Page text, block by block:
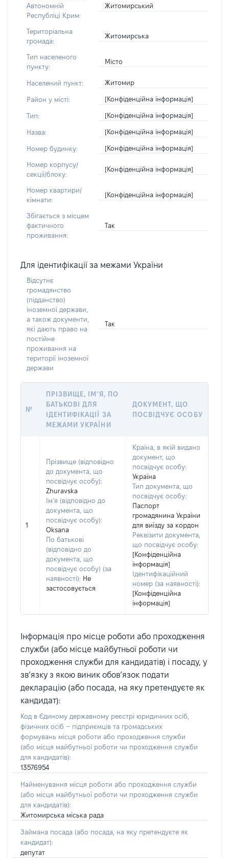
Автономній
Республіці Крим:
Житомирський
Територіальна
громада:
Житомирська
Тип населеного
пункту:
Місто
Населений пункт: Житомир
Район у місті: [Конфіденційна інформація]
Тип: [Конфіденційна інформація]
Назва: [Конфіденційна інформація]
Номер будинку: [Конфіденційна інформація]
Номер корпусу/
секції/блоку:
[Конфіденційна інформація]
Номер квартири/
кімнати:
[Конфіденційна інформація]
Збігається з місцем
фактичного
проживання:
Так
Для ідентифікації за межами України
Відсутнє
громадянство
(підданство)
іноземної держави,
а також документи,
які дають право на
постійне
проживання на
території іноземної
держави
Так
№
ПРІЗВИЩЕ, ІМ’Я, ПО
БАТЬКОВІ ДЛЯ
ІДЕНТИФІКАЦІЇ ЗА
МЕЖАМИ УКРАЇНИ
ДОКУМЕНТ, ЩО
ПОСВІДЧУЄ ОСОБУ
1
Прізвище (відповідно
до документа, що
посвідчує особу):
Zhuravska
Ім’я (відповідно до
документа, що
посвідчує особу):
Oksana
По батькові
(відповідно до
документа, що
посвідчує особу) (за
наявності): Не
застосовується
Країна, в якій видано
документ, що
посвідчує особу:
Україна
Тип документа, що
посвідчує особу:
Паспорт
громадянина України
для виїзду за кордон
Реквізити документа,
що посвідчує особу:
[Конфіденційна
інформація]
Ідентифікаційний
номер (за наявності):
[Конфіденційна
інформація]
Інформація про місце роботи або проходження
служби (або місце майбутньої роботи чи
проходження служби для кандидатів) і посаду, у
зв’язку з якою виник обов’язок подати
декларацію (або посада, на яку претендуєте як
кандидат):
Код в Єдиному державному реєстрі юридичних осіб,
фізичних осіб – підприємців та громадських
формувань місця роботи або проходження служби
(або місця майбутньої роботи чи проходження служби
для кандидатів):
13576954
Найменування місця роботи або проходження служби
(або місця майбутньої роботи чи проходження служби
для кандидатів):
Житомирська міська рада
Займана посада (або посада, на яку претендуєте як
кандидат):
депутат